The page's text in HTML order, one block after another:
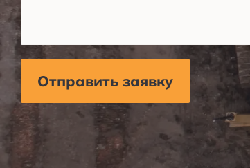
Отправить заявку